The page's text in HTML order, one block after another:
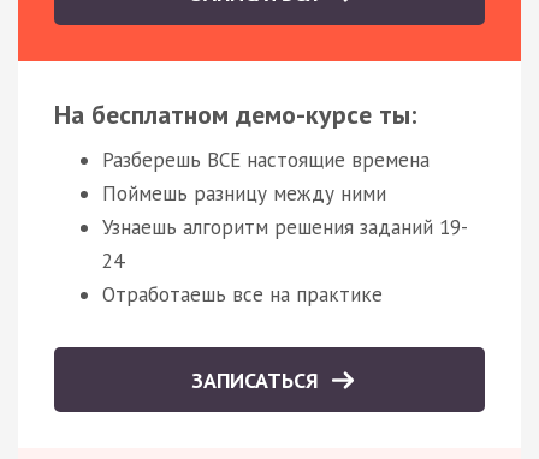
На бесплатном демо-курсе ты:
Разберешь ВСЕ настоящие времена
Поймешь разницу между ними
Узнаешь алгоритм решения заданий 19-
24
Отработаешь все на практике
ЗАПИСАТЬСЯ